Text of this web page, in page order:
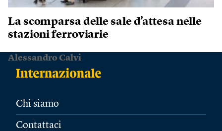
La scomparsa delle sale d’attesa nelle
stazioni ferroviarie
Alessandro Calvi
Chi siamo
Contattaci